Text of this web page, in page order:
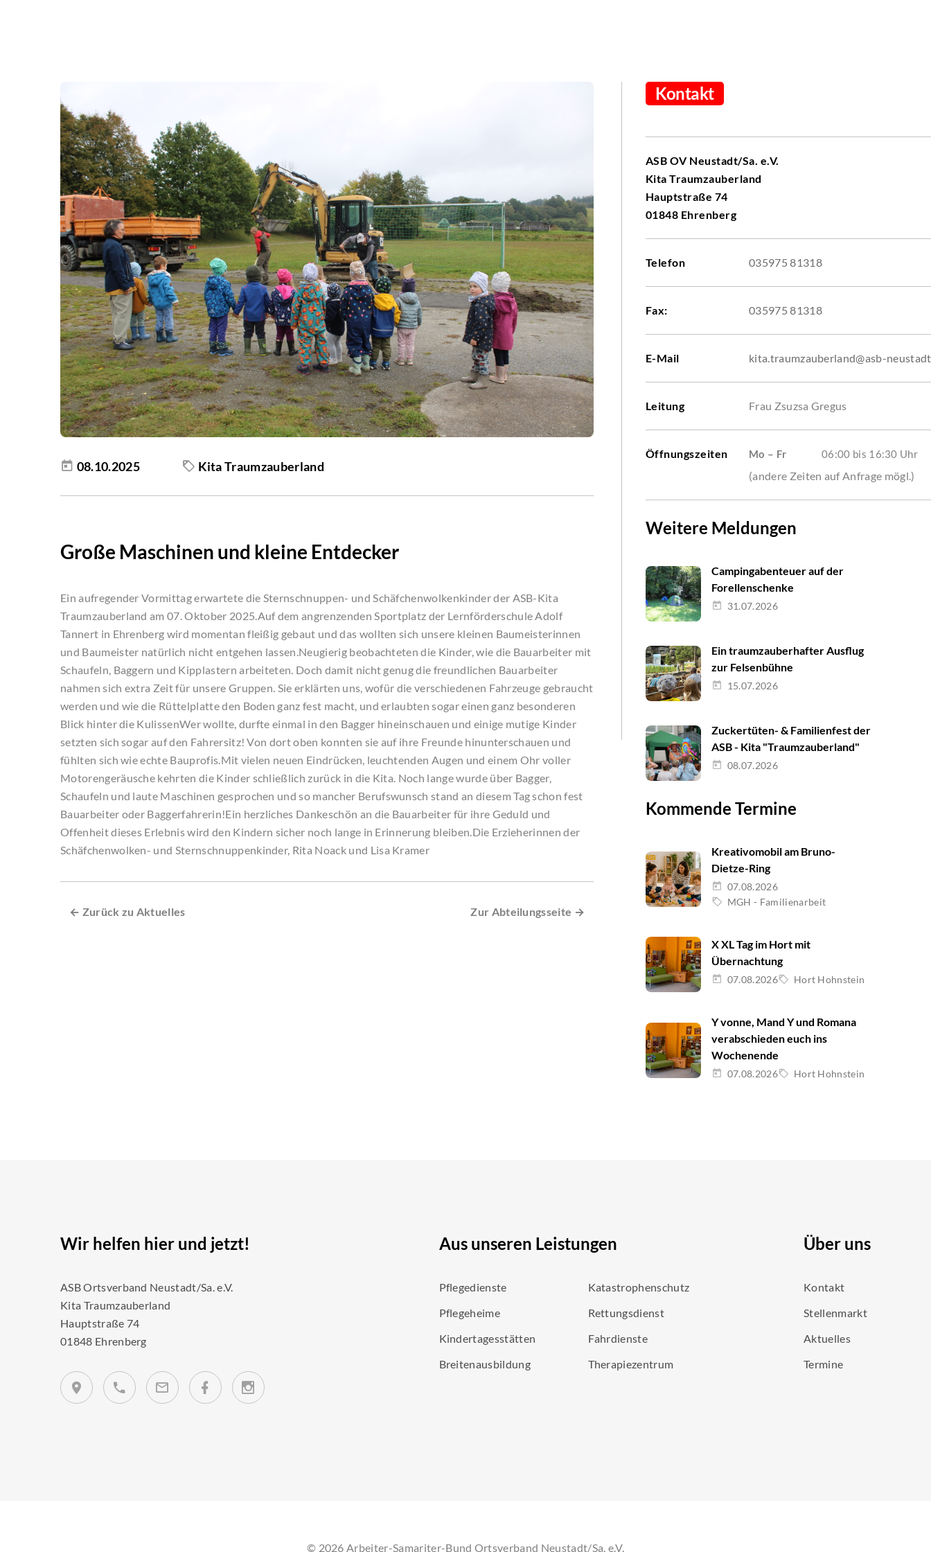
Kontakt
ASB OV Neustadt/Sa. e.V.
Kita Traumzauberland
Hauptstraße 74
01848 Ehrenberg
Telefon 035975 81318
Fax: 035975 81318
E-Mail kita.traumzauberland@asb-
Leitung Frau Zsuzsa Gregus
Öffnungszeiten Mo – Fr 06:00 bis 16:30 Uhr
(andere Zeiten auf Anfrage mögl.)
Weitere Meldungen
Campingabenteuer auf der
Forellenschenke
31.07.2026
Ein traumzauberhafter Ausflug
zur Felsenbühne
15.07.2026
Zuckertüten- & Familienfest der
ASB - Kita "Traumzauberland"
08.07.2026
Kommende Termine
Kreativomobil am Bruno-
Dietze-Ring
07.08.2026
MGH - Familienarbeit
X XL Tag im Hort mit
Übernachtung
07.08.2026 Hort Hohnstein
Y vonne, Mand Y und Romana
verabschieden euch ins
Wochenende
07.08.2026 Hort Hohnstein
08.10.2025 Kita Traumzauberland
Große Maschinen und kleine Entdecker
Ein aufregender Vormittag erwartete die Sternschnuppen- und Schäfchenwolkenkinder der ASB-Kita
Traumzauberland am 07. Oktober 2025.Auf dem angrenzenden Sportplatz der Lernförderschule Adolf
Tannert in Ehrenberg wird momentan fleißig gebaut und das wollten sich unsere kleinen Baumeisterinnen
und Baumeister natürlich nicht entgehen lassen.Neugierig beobachteten die Kinder, wie die Bauarbeiter mit
Schaufeln, Baggern und Kipplastern arbeiteten. Doch damit nicht genug die freundlichen Bauarbeiter
nahmen sich extra Zeit für unsere Gruppen. Sie erklärten uns, wofür die verschiedenen Fahrzeuge gebraucht
werden und wie die Rüttelplatte den Boden ganz fest macht, und erlaubten sogar einen ganz besonderen
Blick hinter die KulissenWer wollte, durfte einmal in den Bagger hineinschauen und einige mutige Kinder
setzten sich sogar auf den Fahrersitz! Von dort oben konnten sie auf ihre Freunde hinunterschauen und
fühlten sich wie echte Bauprofis.Mit vielen neuen Eindrücken, leuchtenden Augen und einem Ohr voller
Motorengeräusche kehrten die Kinder schließlich zurück in die Kita. Noch lange wurde über Bagger,
Schaufeln und laute Maschinen gesprochen und so mancher Berufswunsch stand an diesem Tag schon fest
Bauarbeiter oder Baggerfahrerin!Ein herzliches Dankeschön an die Bauarbeiter für ihre Geduld und
Offenheit dieses Erlebnis wird den Kindern sicher noch lange in Erinnerung bleiben.Die Erzieherinnen der
Schäfchenwolken- und Sternschnuppenkinder, Rita Noack und Lisa Kramer
← Zurück zu Aktuelles Zur Abteilungsseite →
Wir helfen hier und jetzt!
ASB Ortsverband Neustadt/Sa. e.V.
Kita Traumzauberland
Hauptstraße 74
01848 Ehrenberg
Aus unseren Leistungen
Pflegedienste
Pflegeheime
Kindertagesstätten
Breitenausbildung
Katastrophenschutz
Rettungsdienst
Fahrdienste
Therapiezentrum
Über uns
Kontakt
Stellenmarkt
Aktuelles
Termine
© 2026 Arbeiter-Samariter-Bund Ortsverband Neustadt/Sa. e.V.